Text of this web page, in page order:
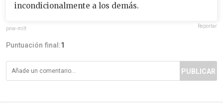
incondicionalmente a los demás.
pnw-milf Reportar
Puntuación final:1
PUBLICAR